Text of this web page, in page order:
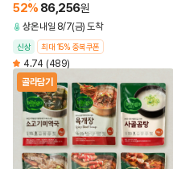
52% 86,256원
상온 내일 8/7(금) 도착
신상 최대 15% 중복쿠폰
4.74 (489)
골라담기